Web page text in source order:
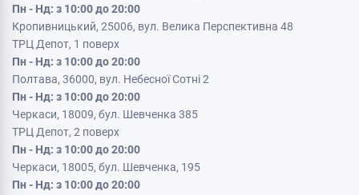
Пн - Нд: з 10:00 до 20:00
Кропивницький, 25006, вул. Велика Перспективна 48
ТРЦ Депот, 1 поверх
Пн - Нд: з 10:00 до 20:00
Полтава, 36000, вул. Небесної Сотні 2
Пн - Нд: з 10:00 до 20:00
Черкаси, 18009, бул. Шевченка 385
ТРЦ Депот, 2 поверх
Пн - Нд: з 10:00 до 20:00
Черкаси, 18005, бул. Шевченка, 195
Пн - Нд: з 10:00 до 20:00